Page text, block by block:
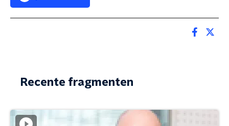
Recente fragmenten